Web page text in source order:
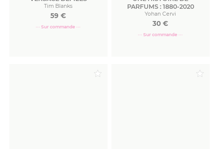
Tim Blanks
59€
··· Sur commande ···
PARFUMS : 1880-2020
Yohan Cervi
30€
··· Sur commande ···